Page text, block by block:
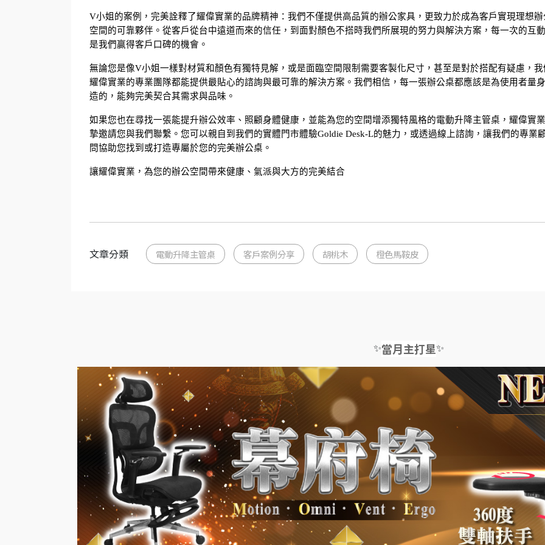
V小姐的案例，完美詮釋了耀偉實業的品牌精神：我們不僅提供高品質的辦公家具，更致力於成為客戶實現理想辦
空間的可靠夥伴。從客戶從台中遠道而來的信任，到面對顏色不搭時我們所展現的努力與解決方案，每一次的互
是我們贏得客戶口碑的機會。
無論您是像V小姐一樣對材質和顏色有獨特見解，或是面臨空間限制需要客製化尺寸，甚至是對於搭配有疑慮，我
耀偉實業的專業團隊都能提供最貼心的諮詢與最可靠的解決方案。我們相信，每一張辦公桌都應該是為使用者量
造的，能夠完美契合其需求與品味。
如果您也在尋找一張能提升辦公效率、照顧身體健康，並能為您的空間增添獨特風格的電動升降主管桌，耀偉實
摯邀請您與我們聯繫。您可以親自到我們的實體門市體驗Goldie Desk-L的魅力，或透過線上諮詢，讓我們的專業
問協助您找到或打造專屬於您的完美辦公桌。
讓耀偉實業，為您的辦公空間帶來健康、氣派與大方的完美結合
文章分類 電動升降主管桌 客戶案例分享 胡桃木 橙色馬鞍皮
✨當月主打星✨